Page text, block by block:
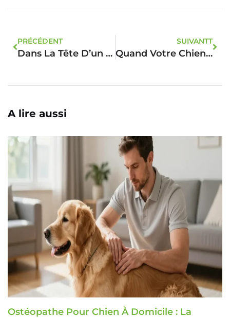
PRÉCÉDENT
Dans La Tête D’un Chat : Les Secrets Enfin Révélés
SUIVANTT
Quand Votre Chien Devient Détective : Décodage Des Comportements Mystérieux
A lire aussi
Ostéopathe Pour Chien À Domicile : La